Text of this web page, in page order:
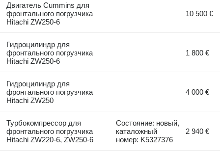
Двигатель Cummins для
фронтального погрузчика
Hitachi ZW250-6
10 500 €
Гидроцилиндр для
фронтального погрузчика
Hitachi ZW250-6
1 800 €
Гидроцилиндр для
фронтального погрузчика
Hitachi ZW250
4 000 €
Турбокомпрессор для
фронтального погрузчика
Hitachi ZW220-6, ZW250-6
Состояние: новый,
каталожный
номер: K5327376
2 940 €